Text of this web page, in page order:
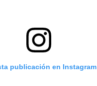
publicación en Instagram